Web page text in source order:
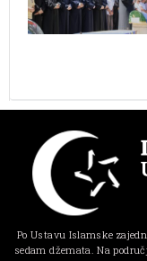
Po Ustavu Islamske
sedam džemata. Na